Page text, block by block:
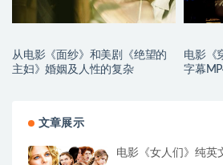
从电影《面纱》和美剧《绝望的
主妇》婚姻及人性的复杂
电影《
字幕
文章展示
电影《女人们》纯英